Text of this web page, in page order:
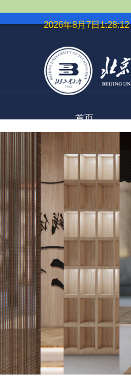
2026年8月7日1:28:12
首页